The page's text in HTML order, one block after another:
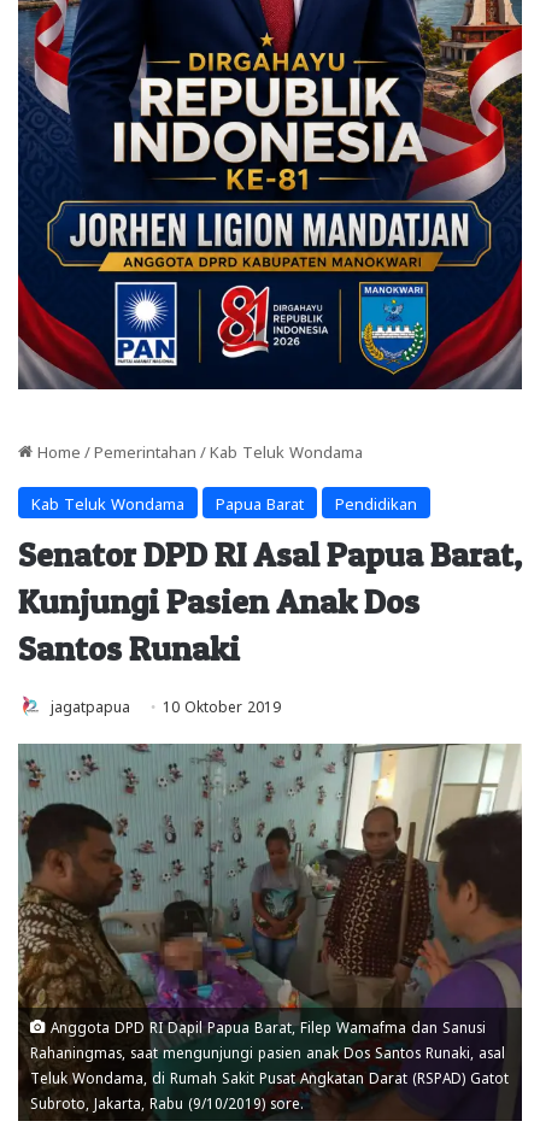
Home / Pemerintahan / Kab Teluk Wondama
Kab Teluk Wondama Papua Barat Pendidikan
Senator DPD RI Asal Papua Barat,
Kunjungi Pasien Anak Dos
Santos Runaki
jagatpapua 10 Oktober 2019
Anggota DPD RI Dapil Papua Barat, Filep Wamafma dan Sanusi
Rahaningmas, saat mengunjungi pasien anak Dos Santos Runaki, asal
Teluk Wondama, di Rumah Sakit Pusat Angkatan Darat (RSPAD) Gatot
Subroto, Jakarta, Rabu (9/10/2019) sore.